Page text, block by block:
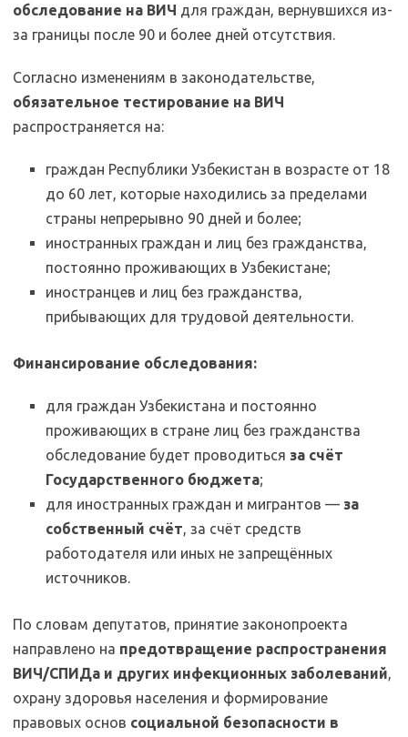
обследование на ВИЧ для граждан, вернувшихся из-
за границы после 90 и более дней отсутствия.
Согласно изменениям в законодательстве,
обязательное тестирование на ВИЧ
распространяется на:
граждан Республики Узбекистан в возрасте от 18
до 60 лет, которые находились за пределами
страны непрерывно 90 дней и более;
иностранных граждан и лиц без гражданства,
постоянно проживающих в Узбекистане;
иностранцев и лиц без гражданства,
прибывающих для трудовой деятельности.
Финансирование обследования:
для граждан Узбекистана и постоянно
проживающих в стране лиц без гражданства
обследование будет проводиться за счёт
Государственного бюджета;
для иностранных граждан и мигрантов — за
собственный счёт, за счёт средств
работодателя или иных не запрещённых
источников.
По словам депутатов, принятие законопроекта
направлено на предотвращение распространения
ВИЧ/СПИДа и других инфекционных заболеваний,
охрану здоровья населения и формирование
правовых основ социальной безопасности в